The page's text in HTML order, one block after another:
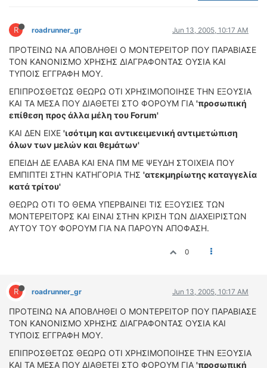
R roadrunner_gr Jun 13, 2005, 10:17 AM
ΠΡΟΤΕΙΝΩ ΝΑ ΑΠΟΒΛΗΘΕΙ Ο ΜΟΝΤΕΡΕΙΤΟΡ ΠΟΥ ΠΑΡΑΒΙΑΣΕ
ΤΟΝ ΚΑΝΟΝΙΣΜΟ ΧΡΗΣΗΣ ΔΙΑΓΡΑΦΟΝΤΑΣ ΟΥΣΙΑ ΚΑΙ
ΤΥΠΟΙΣ ΕΓΓΡΑΦΗ ΜΟΥ.
ΕΠΙΠΡΟΣΘΕΤΩΣ ΘΕΩΡΩ ΟΤΙ ΧΡΗΣΙΜΟΠΟΙΗΣΕ ΤΗΝ ΕΞΟΥΣΙΑ
ΚΑΙ ΤΑ ΜΕΣΑ ΠΟΥ ΔΙΑΘΕΤΕΙ ΣΤΟ ΦΟΡΟΥΜ ΓΙΑ 'προσωπική
επίθεση προς άλλα μέλη του Forum'
ΚΑΙ ΔΕΝ ΕΙΧΕ 'ισότιμη και αντικειμενική αντιμετώπιση
όλων των μελών και θεμάτων'
ΕΠΕΙΔΗ ΔΕ ΕΛΑΒΑ ΚΑΙ ΕΝΑ ΠΜ ΜΕ ΨΕΥΔΗ ΣΤΟΙΧΕΙΑ ΠΟΥ
ΕΜΠΙΠΤΕΙ ΣΤΗΝ ΚΑΤΗΓΟΡΙΑ ΤΗΣ 'ατεκμηρίωτης καταγγελία
κατά τρίτου'
ΘΕΩΡΩ ΟΤΙ ΤΟ ΘΕΜΑ ΥΠΕΡΒΑΙΝΕΙ ΤΙΣ ΕΞΟΥΣΙΕΣ ΤΩΝ
ΜΟΝΤΕΡΕΙΤΟΡΣ ΚΑΙ ΕΙΝΑΙ ΣΤΗΝ ΚΡΙΣΗ ΤΩΝ ΔΙΑΧΕΙΡΙΣΤΩΝ
ΑΥΤΟΥ ΤΟΥ ΦΟΡΟΥΜ ΓΙΑ ΝΑ ΠΑΡΟΥΝ ΑΠΟΦΑΣΗ.
0
R roadrunner_gr Jun 13, 2005, 10:17 AM
ΠΡΟΤΕΙΝΩ ΝΑ ΑΠΟΒΛΗΘΕΙ Ο ΜΟΝΤΕΡΕΙΤΟΡ ΠΟΥ ΠΑΡΑΒΙΑΣΕ
ΤΟΝ ΚΑΝΟΝΙΣΜΟ ΧΡΗΣΗΣ ΔΙΑΓΡΑΦΟΝΤΑΣ ΟΥΣΙΑ ΚΑΙ
ΤΥΠΟΙΣ ΕΓΓΡΑΦΗ ΜΟΥ.
ΕΠΙΠΡΟΣΘΕΤΩΣ ΘΕΩΡΩ ΟΤΙ ΧΡΗΣΙΜΟΠΟΙΗΣΕ ΤΗΝ ΕΞΟΥΣΙΑ
ΚΑΙ ΤΑ ΜΕΣΑ ΠΟΥ ΔΙΑΘΕΤΕΙ ΣΤΟ ΦΟΡΟΥΜ ΓΙΑ 'προσωπική
VIDEO
4TTV
ΝΕΑ ΜΟΝΤΕΛΑ
ΑΓΩΝΕΣ
CANDID CAMERA
ΤΕΧΝΟΛΟΓΙΑ
ΕΙΔΗΣΕΙΣ – ΠΑΡΟΥΣΙΑΣΕΙΣ
ΛΕΞΙΚΟ
ΠΕΡΙΒΑΛΛΟΝ
ΔΟΚΙΜΕΣ – ΠΑΡΟΥΣΙΑΣΕΙΣ
ΕΙΔΗΣΕΙΣ
ΑΓΩΝΕΣ
ΕΛΛΗΝΙΚΟΙ ΑΓΩΝΕΣ
ΤΙΜΕΣ
ΜΟΝΤΕΛΑ